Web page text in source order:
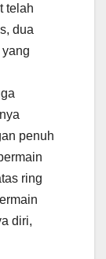
telah
dua
penuh
ring
diri,